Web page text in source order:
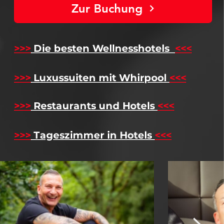
Zur Buchung
>>> Die besten Wellnesshotels <<<
>>> Luxussuiten mit Whirpool <<<
>>> Restaurants und Hotels <<<
>>> Tageszimmer in Hotels <<<